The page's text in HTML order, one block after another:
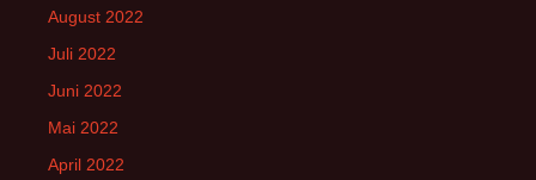
August 2022
Juli 2022
Juni 2022
Mai 2022
April 2022